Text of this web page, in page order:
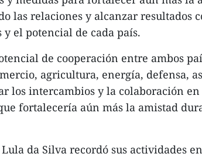
las relaciones y alcanzar resultados
y el potencial de cada país.
de cooperación entre ambos
agricultura, energía, defensa,
los intercambios y la colaboración
fortalecería aún más la amistad
da Silva recordó sus actividades